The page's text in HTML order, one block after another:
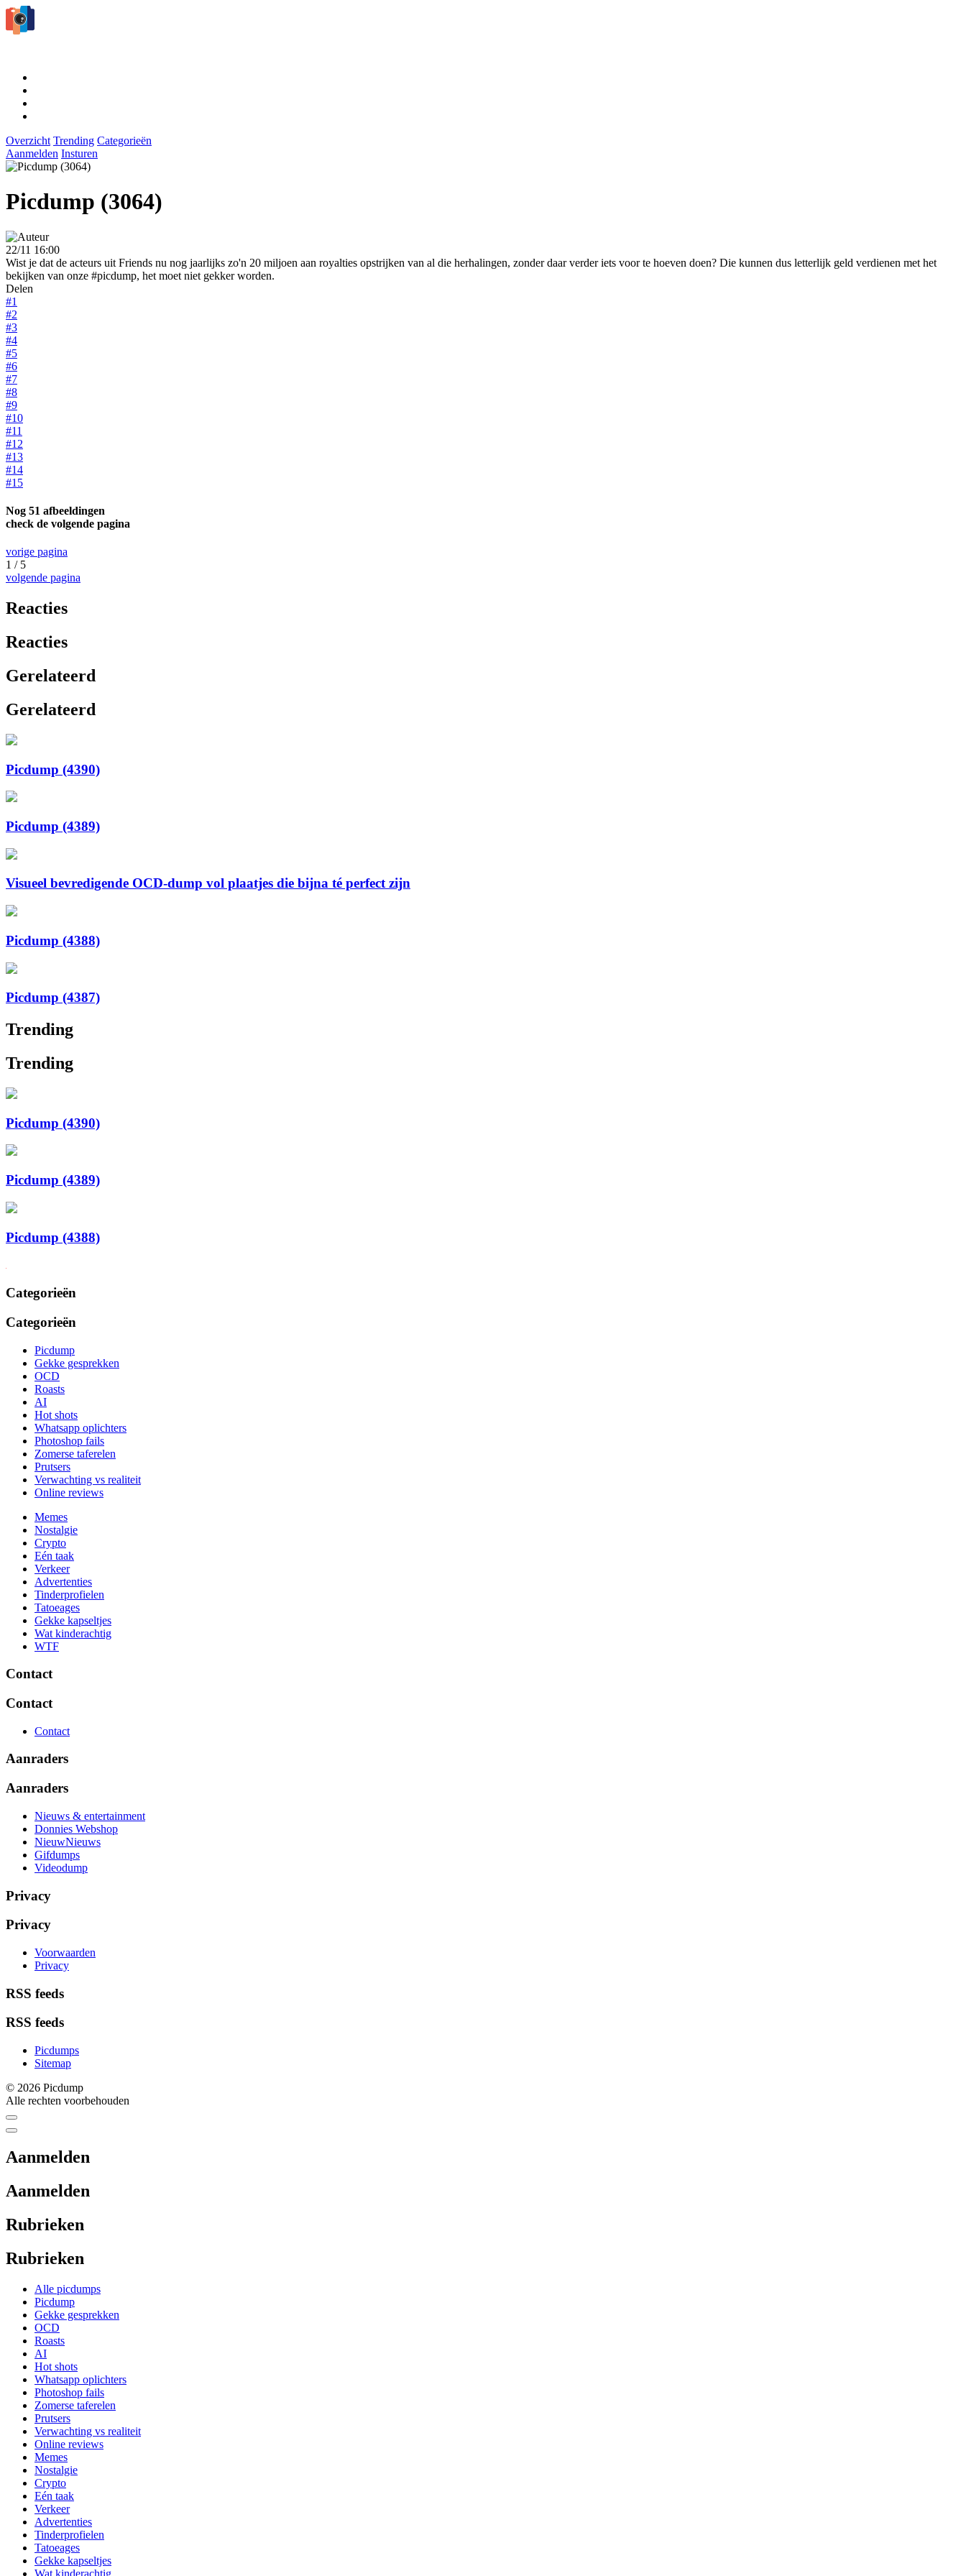
Overzicht Trending Categorieën
Aanmelden Insturen
Picdump (3064)
22/11 16:00
Wist je dat de acteurs uit Friends nu nog jaarlijks zo'n 20 miljoen aan royalties opstrijken van al die herhalingen, zonder daar verder iets voor te hoeven doen? Die kunnen dus letterlijk geld verdienen met het
bekijken van onze #picdump, het moet niet gekker worden.
Delen
#1
#2
#3
#4
#5
#6
#7
#8
#9
#10
#11
#12
#13
#14
#15
Nog 51 afbeeldingen
check de volgende pagina
vorige pagina
1 / 5
volgende pagina
Reacties
Reacties
Gerelateerd
Gerelateerd
Picdump (4390)
Picdump (4389)
Visueel bevredigende OCD-dump vol plaatjes die bijna té perfect zijn
Picdump (4388)
Picdump (4387)
Trending
Trending
Picdump (4390)
Picdump (4389)
Picdump (4388)
Categorieën
Categorieën
Picdump
Gekke gesprekken
OCD
Roasts
AI
Hot shots
Whatsapp oplichters
Photoshop fails
Zomerse taferelen
Prutsers
Verwachting vs realiteit
Online reviews
Memes
Nostalgie
Crypto
Eén taak
Verkeer
Advertenties
Tinderprofielen
Tatoeages
Gekke kapseltjes
Wat kinderachtig
WTF
Contact
Contact
Contact
Aanraders
Aanraders
Nieuws & entertainment
Donnies Webshop
NieuwNieuws
Gifdumps
Videodump
Privacy
Privacy
Voorwaarden
Privacy
RSS feeds
RSS feeds
Picdumps
Sitemap
© 2026 Picdump
Alle rechten voorbehouden
Aanmelden
Aanmelden
Rubrieken
Rubrieken
Alle picdumps
Picdump
Gekke gesprekken
OCD
Roasts
AI
Hot shots
Whatsapp oplichters
Photoshop fails
Zomerse taferelen
Prutsers
Verwachting vs realiteit
Online reviews
Memes
Nostalgie
Crypto
Eén taak
Verkeer
Advertenties
Tinderprofielen
Tatoeages
Gekke kapseltjes
Wat kinderachtig